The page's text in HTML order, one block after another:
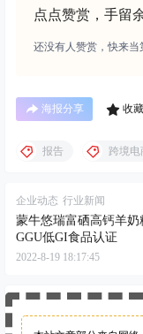
点点赞赏，手留
还没有人赞赏，快来当
海报分享 收藏
报告 跨境电
企业动态 行业新闻
蒙牛悠瑞富硒高钙羊奶
GGU低GI食品认证
2022-8-19 18:17:45